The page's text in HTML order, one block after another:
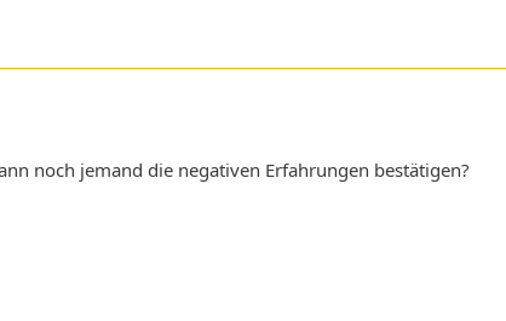
noch jemand die negativen Erfahrungen bestätigen?